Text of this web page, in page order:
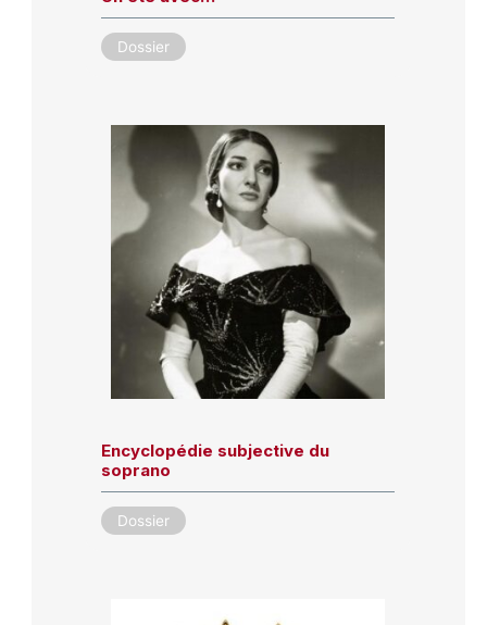
Dossier
Encyclopédie subjective du
soprano
Dossier